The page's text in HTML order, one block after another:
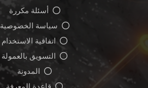
أسئلة مكررة
سياسة الخصوصية
اتفاقية الاستخدام
التسويق بالعمولة
المدونة
قاعدة المعرفة